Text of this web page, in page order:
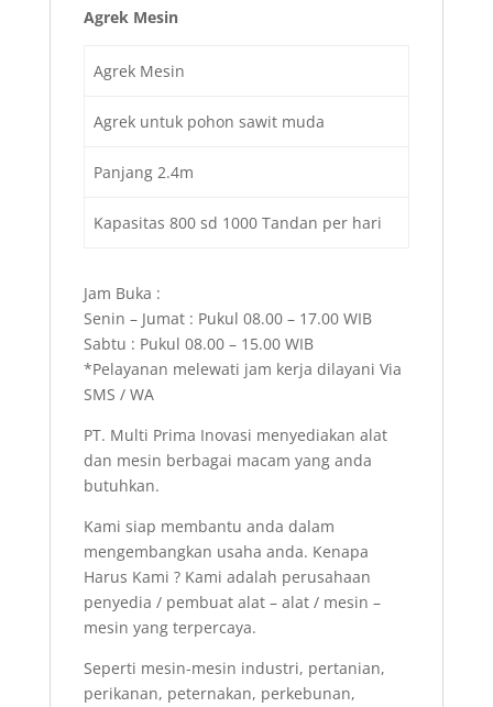
Agrek Mesin
Agrek Mesin
Agrek untuk pohon sawit muda
Panjang 2.4m
Kapasitas 800 sd 1000 Tandan per hari
Jam Buka :
Senin – Jumat : Pukul 08.00 – 17.00 WIB
Sabtu : Pukul 08.00 – 15.00 WIB
*Pelayanan melewati jam kerja dilayani Via
SMS / WA
PT. Multi Prima Inovasi menyediakan alat
dan mesin berbagai macam yang anda
butuhkan.
Kami siap membantu anda dalam
mengembangkan usaha anda. Kenapa
Harus Kami ? Kami adalah perusahaan
penyedia / pembuat alat – alat / mesin –
mesin yang terpercaya.
Seperti mesin-mesin industri, pertanian,
perikanan, peternakan, perkebunan,